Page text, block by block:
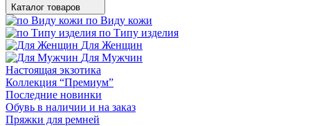
Каталог товаров
по Виду кожи
по Типу изделия
Для Женщин
Для Мужчин
Настоящая экзотика
Коллекция “Премиум”
Последние новинки
Обувь в наличии и на заказ
Пряжки для ремней